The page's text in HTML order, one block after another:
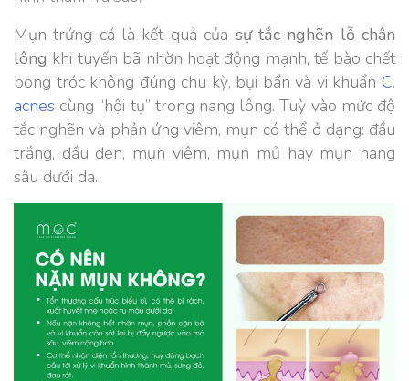
Mụn trứng cá là kết quả của sự tắc nghẽn lỗ chân
lông khi tuyến bã nhờn hoạt động mạnh, tế bào chết
bong tróc không đúng chu kỳ, bụi bẩn và vi khuẩn C.
acnes cùng “hội tụ” trong nang lông. Tuỳ vào mức độ
tắc nghẽn và phản ứng viêm, mụn có thể ở dạng: đầu
trắng, đầu đen, mụn viêm, mụn mủ hay mụn nang
sâu dưới da.